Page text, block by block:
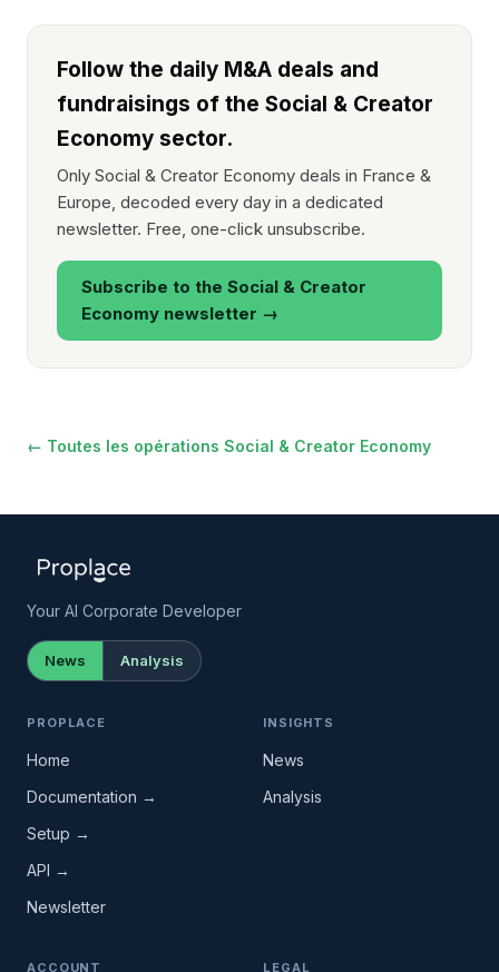
Follow the daily M&A deals and
fundraisings of the Social & Creator
Economy sector.
Only Social & Creator Economy deals in France &
Europe, decoded every day in a dedicated
newsletter. Free, one-click unsubscribe.
Subscribe to the Social & Creator
Economy newsletter →
← Toutes les opérations Social & Creator Economy
Your AI Corporate Developer
News Analysis
PROPLACE
Home
Documentation →
Setup →
API →
Newsletter
INSIGHTS
News
Analysis
ACCOUNT LEGAL